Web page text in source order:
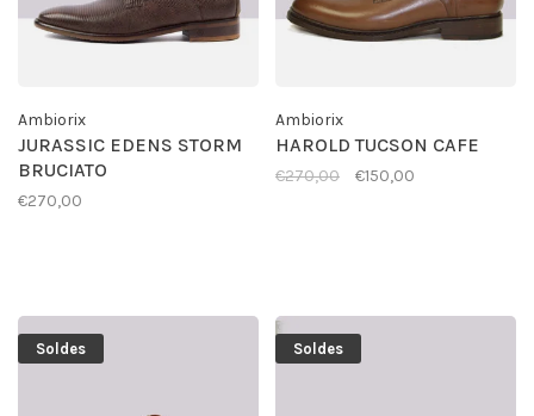
Ambiorix
JURASSIC EDENS STORM
BRUCIATO
€270,00
Ambiorix
HAROLD TUCSON CAFE
€270,00 €150,00
Soldes Soldes